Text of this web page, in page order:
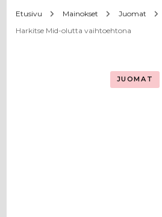
Etusivu Mainokset Juomat
Harkitse Mid-olutta vaihtoehtona
JUOMAT